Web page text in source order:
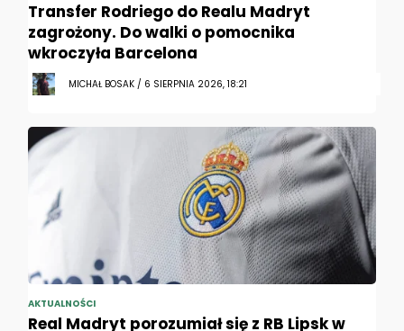
Transfer Rodriego do Realu Madryt
zagrożony. Do walki o pomocnika
wkroczyła Barcelona
MICHAŁ BOSAK / 6 SIERPNIA 2026, 18:21
AKTUALNOŚCI
Real Madryt porozumiał się z RB Lipsk w